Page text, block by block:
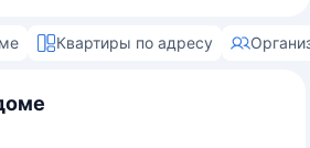
Квартиры по адресу